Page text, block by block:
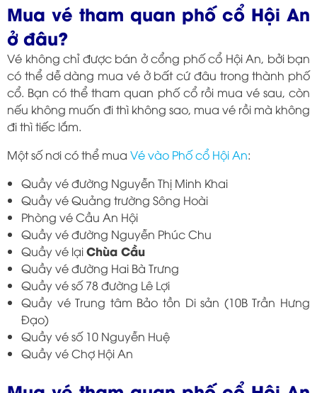
Mua vé tham quan phố cổ Hội An
ở đâu?
Vé không chỉ được bán ở cổng phố cổ Hội An, bởi bạn
có thể dễ dàng mua vé ở bất cứ đâu trong thành phố
cổ. Bạn có thể tham quan phố cổ rồi mua vé sau, còn
nếu không muốn đi thì không sao, mua vé rồi mà không
đi thì tiếc lắm.
Một số nơi có thể mua Vé vào Phố cổ Hội An:
Quầy vé đường Nguyễn Thị Minh Khai
Quầy vé Quảng trường Sông Hoài
Phòng vé Cầu An Hội
Quầy vé đường Nguyễn Phúc Chu
Quầy vé lạiChùa Cầu
Quầy vé đường Hai Bà Trưng
Quầy vé số 78 đường Lê Lợi
Quầy vé Trung tâm Bảo tồn Di sản (10B Trần Hưng
Đạo)
Quầy vé số 10 Nguyễn Huệ
Quầy vé Chợ Hội An